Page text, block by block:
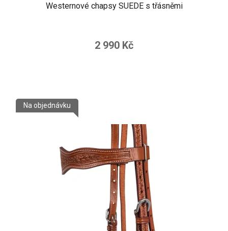
Westernové chapsy SUEDE s třásněmi
2 990 Kč
Na objednávku